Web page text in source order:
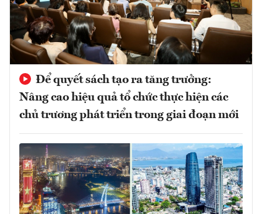
Để quyết sách tạo ra tăng trưởng:
Nâng cao hiệu quả tổ chức thực hiện các
chủ trương phát triển trong giai đoạn mới